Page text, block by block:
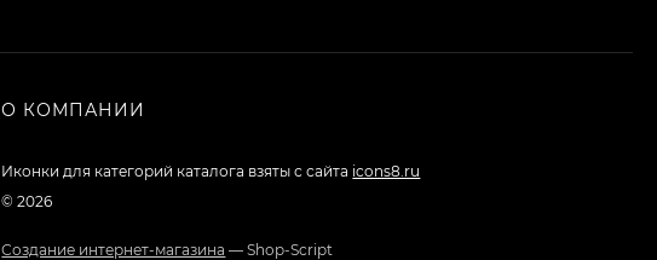
О КОМПАНИИ
Иконки для категорий каталога взяты с сайта icons8.ru
© 2026
Создание интернет-магазина — Shop-Script